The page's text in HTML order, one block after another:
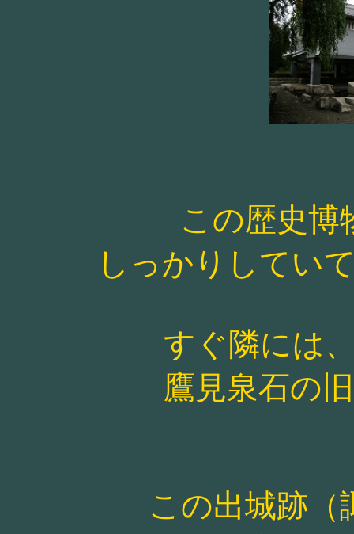
この歴史博
しっかりしてい
すぐ隣には
鷹見泉石の
この出城跡（